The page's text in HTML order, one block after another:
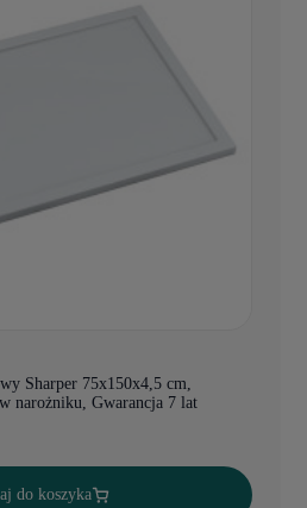
Sharper 75x150x4,5 cm,
narożniku, Gwarancja 7 lat
do koszyka